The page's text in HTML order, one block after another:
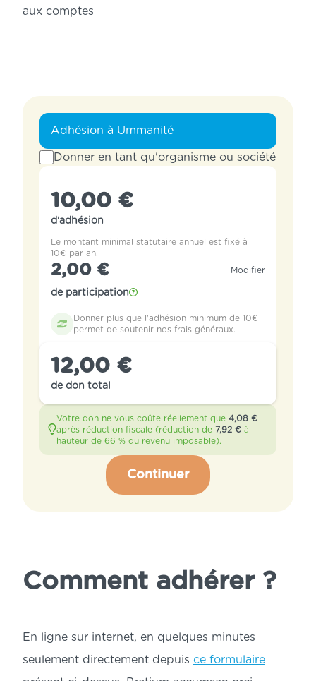
aux comptes
Adhésion à Ummanité
Donner en tant qu'organisme ou société
10,00 €
d'adhésion
Le montant minimal statutaire annuel est fixé à
10€ par an.
2,00 € Modifier
de participation
Donner plus que l'adhésion minimum de 10€
permet de soutenir nos frais généraux.
12,00 €
de don total
Votre don ne vous coûte réellement que 4,08 €
après réduction fiscale (réduction de 7,92 € à
hauteur de 66 % du revenu imposable).
Continuer
Comment adhérer ?
En ligne sur internet, en quelques minutes
seulement directement depuis ce formulaire